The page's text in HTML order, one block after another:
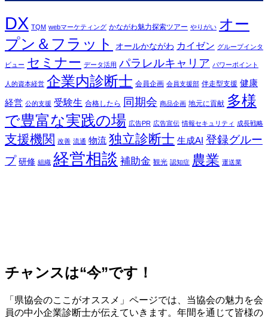
DX TQM webマーケティング かながわ魅力探索ツアー やりがい オー
プン＆フラット
オールかながわ カイゼン グループインタ
ビュー セミナー データ活用 パラレルキャリア パワーポイント
人的資本経営 企業内診断士 会員企画 会員支援部 伴走型支援 健康
経営 公的支援 受験生 合格したら 同期会 商品企画 地元に貢献 多様
で豊富な実践の場 広告PR 広告宣伝 情報セキュリティ 成長戦略
支援機関 改善 流通 物流 独立診断士 生成AI 登録グルー
プ 研修 組織 経営相談 補助金 観光 認知症 農業 運送業
チャンスは“今”です！
「県協会のここがオススメ」ページでは、当協会の魅力を会
員の中小企業診断士が伝えていきます。年間を通じて皆様の